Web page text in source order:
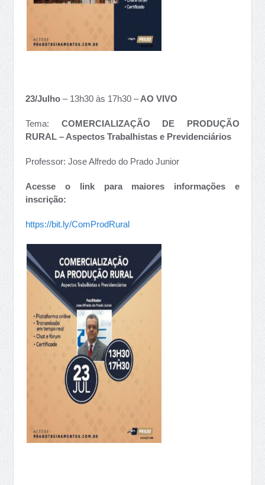
23/Julho– 13h30 às 17h30 –AO VIVO
Tema: COMERCIALIZAÇÃO DE PRODUÇÃO
RURAL – Aspectos Trabalhistas e Previdenciários
Professor: Jose Alfredo do Prado Junior
Acesse o link para maiores informações e
inscrição:
https://bit.ly/ComProdRural